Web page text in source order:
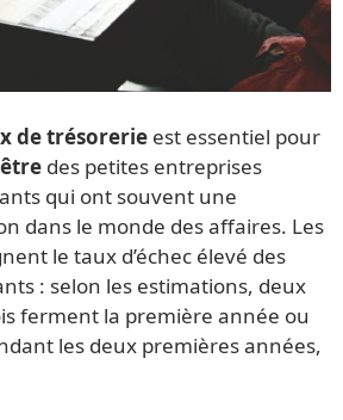
de trésorerie est essentiel pour
des petites entreprises
qui ont souvent une
dans le monde des affaires. Les
le taux d’échec élevé des
: selon les estimations, deux
ferment la première année ou
les deux premières années,